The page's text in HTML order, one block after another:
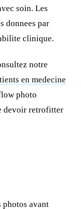
soin. Les
donnees par
clinique.
notre
en medecine
photo
devoir retrofitter
photos avant